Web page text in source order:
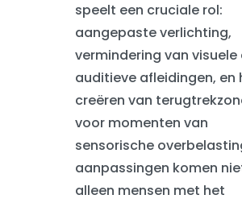
speelt een cruciale rol:
aangepaste verlichting,
vermindering van visuele
auditieve afleidingen, en
creëren van
voor momenten van
sensorische
aanpassingen komen
alleen mensen met het